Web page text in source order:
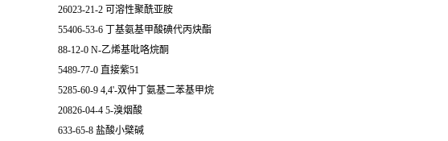
26023-21-2 可溶性聚酰亚胺
55406-53-6 丁基氨基甲酸碘代丙炔酯
88-12-0 N-乙烯基吡咯烷酮
5489-77-0 直接紫51
5285-60-9 4,4'-双仲丁氨基二苯基甲烷
20826-04-4 5-溴烟酸
633-65-8 盐酸小檗碱